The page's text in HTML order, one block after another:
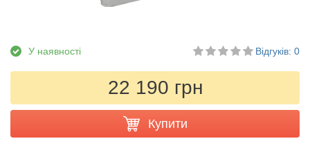
У наявності Відгуків: 0
22 190 грн
Купити